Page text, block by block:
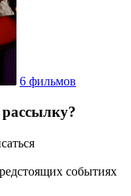
6 фильмов
событиях